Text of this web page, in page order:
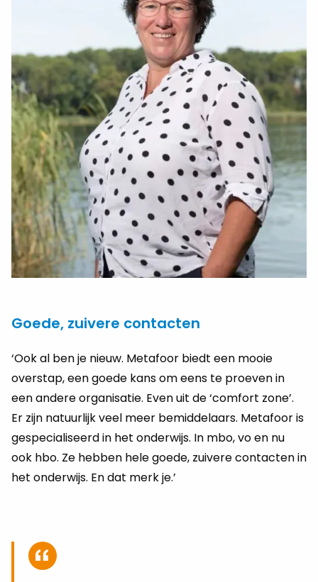
Goede, zuivere contacten
‘Ook al ben je nieuw. Metafoor biedt een mooie
overstap, een goede kans om eens te proeven in
een andere organisatie. Even uit de ‘comfort zone’.
Er zijn natuurlijk veel meer bemiddelaars. Metafoor is
gespecialiseerd in het onderwijs. In mbo, vo en nu
ook hbo. Ze hebben hele goede, zuivere contacten in
het onderwijs. En dat merk je.’